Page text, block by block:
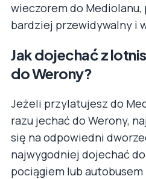
wieczorem do
bardziej przewidywalny i
Jak dojechać z
do Werony?
Jeżeli przylatujesz do
razu jechać do Werony,
się na odpowiedni
najwygodniej dojechać
pociągiem lub